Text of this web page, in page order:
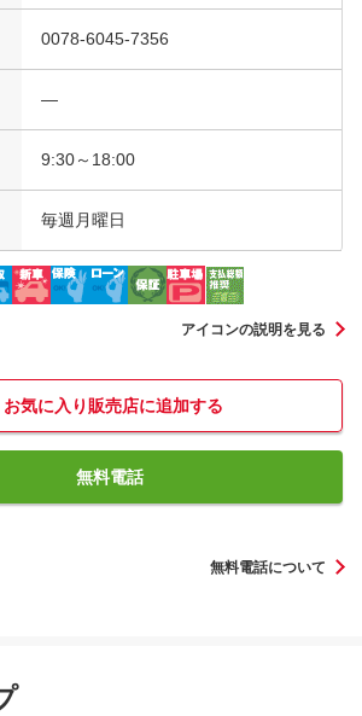
0078-6045-7356
―
9:30～18:00
毎週月曜日
アイコンの説明を見る
お気に入り販売店に追加する
無料電話
無料電話について